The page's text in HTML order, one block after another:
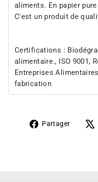
aliments. En papier
C'est un produit de
Certifications :
alimentaire., ISO 9001,
Entreprises
fabrication
Partager